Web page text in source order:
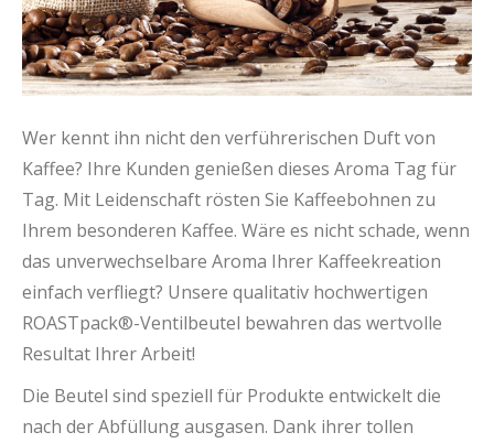
Wer kennt ihn nicht den verführerischen Duft von
Kaffee? Ihre Kunden genießen dieses Aroma Tag für
Tag. Mit Leidenschaft rösten Sie Kaffeebohnen zu
Ihrem besonderen Kaffee. Wäre es nicht schade, wenn
das unverwechselbare Aroma Ihrer Kaffeekreation
einfach verfliegt? Unsere qualitativ hochwertigen
ROASTpack®-Ventilbeutel bewahren das wertvolle
Resultat Ihrer Arbeit!
Die Beutel sind speziell für Produkte entwickelt die
nach der Abfüllung ausgasen. Dank ihrer tollen